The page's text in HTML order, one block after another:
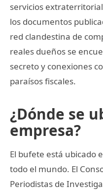
servicios
los documentos
red clandestina de
reales dueños se
secreto y conexiones
paraísos fiscales.
¿Dónde se
empresa?
El bufete está ubicado
todo el mundo. El
Periodistas de